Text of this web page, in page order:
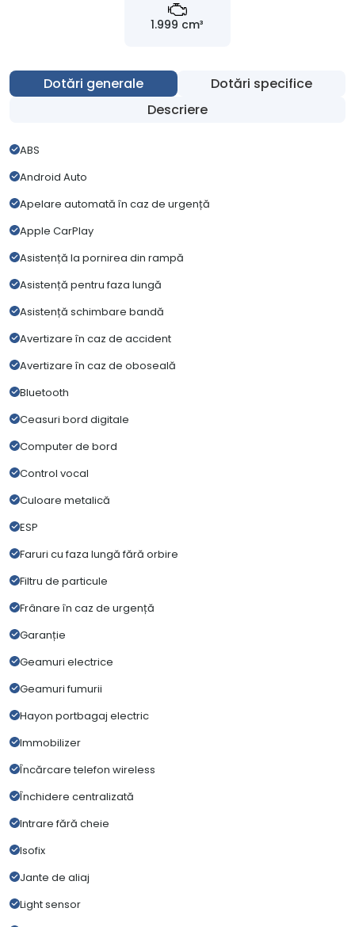
1.999 cm³
Dotări generale
Dotări specifice
Descriere
ABS
Android Auto
Apelare automată în caz de urgență
Apple CarPlay
Asistență la pornirea din rampă
Asistență pentru faza lungă
Asistență schimbare bandă
Avertizare în caz de accident
Avertizare în caz de oboseală
Bluetooth
Ceasuri bord digitale
Computer de bord
Control vocal
Culoare metalică
ESP
Faruri cu faza lungă fără orbire
Filtru de particule
Frânare în caz de urgență
Garanție
Geamuri electrice
Geamuri fumurii
Hayon portbagaj electric
Immobilizer
Încărcare telefon wireless
Închidere centralizată
Intrare fără cheie
Isofix
Jante de aliaj
Light sensor